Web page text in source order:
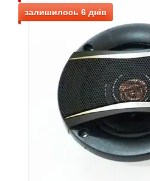
залишилось 6 днів